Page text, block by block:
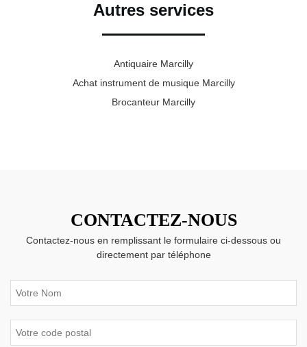
Autres services
Antiquaire Marcilly
Achat instrument de musique Marcilly
Brocanteur Marcilly
CONTACTEZ-NOUS
Contactez-nous en remplissant le formulaire ci-dessous ou
directement par téléphone